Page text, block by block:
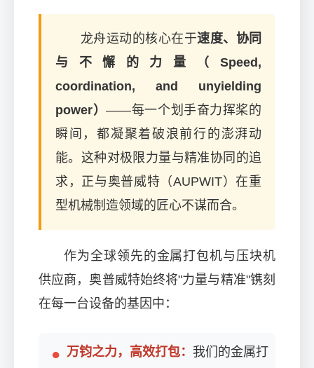
龙舟运动的核心在于速度、协同
与不懈的力量（Speed,
coordination, and unyielding
power）——每一个划手奋力挥桨的
瞬间，都凝聚着破浪前行的澎湃动
能。这种对极限力量与精准协同的追
求，正与奥普威特（AUPWIT）在重
型机械制造领域的匠心不谋而合。
作为全球领先的金属打包机与压块机
供应商，奥普威特始终将"力量与精准"镌刻
在每一台设备的基因中：
万钧之力，高效打包： 我们的金属打